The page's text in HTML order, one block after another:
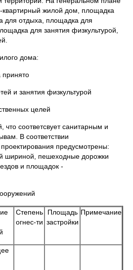
жилой дом, площадка
для отдыха, площадка для
для занятия физкультурой,
дома:
и занятия физкультурой
целей
что соответсвует санитарным и
В соответствии
предусмотрены:
шириной, пешеходные дорожки
и площадок -
Степень
огнес-ти
Площадь
застройки
Примечание